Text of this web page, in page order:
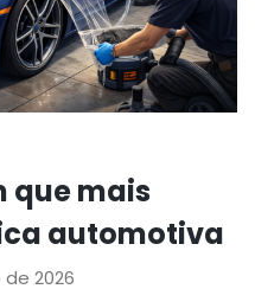
que mais
automotiva
2026